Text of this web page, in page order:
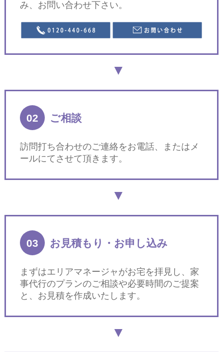
み、お問い合わせ下さい。
02 ご相談
訪問打ち合わせのご連絡をお電話、またはメ
ールにてさせて頂きます。
03 お見積もり・お申し込み
まずはエリアマネージャがお宅を拝見し、家
事代行のプランのご相談や必要時間のご提案
と、お見積を作成いたします。